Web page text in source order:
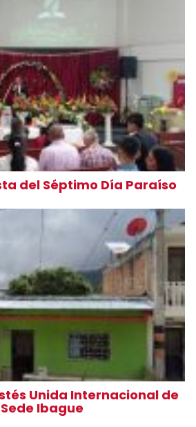
del Séptimo Día Paraíso
Unida Internacional de
Ibague